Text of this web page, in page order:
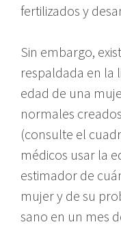
fertilizados y
Sin embargo,
respaldada en la
edad de una
normales
(consulte el
médicos usar la
estimador de
mujer y de su
sano en un mes